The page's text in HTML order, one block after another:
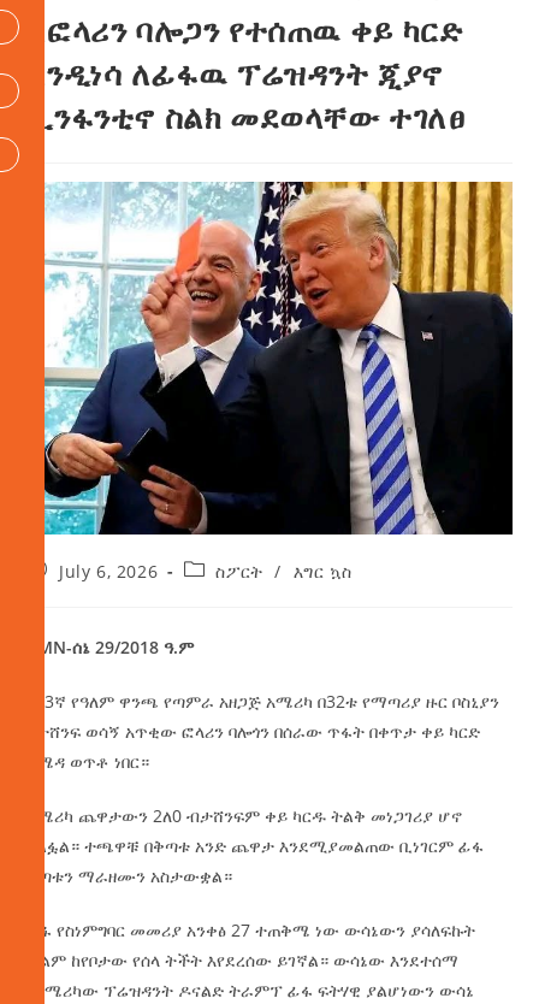
ለፎላሪን ባሎጋን የተሰጠዉ ቀይ ካርድ
እንዲነሳ ለፊፋዉ ፕሬዝዳንት ጂያኖ
ኢንፋንቲኖ ስልክ መደወላቸው ተገለፀ
July 6, 2026 ስፖርት / እግር ኳስ
AMN-ሰኔ 29/2018 ዓ.ም
የ23ኛ የዓለም ዋንጫ የጣምራ አዘጋጅ አሜሪካ በ32ቱ የማጣሪያ ዙር ቦስኒያን
ስታሸንፍ ወሳኝ አጥቂው ፎላሪን ባሎጎን በሰራው ጥፋት በቀጥታ ቀይ ካርድ
ከሜዳ ወጥቶ ነበር።
አሜሪካ ጨዋታውን 2ለ0 ብታሸንፍም ቀይ ካርዱ ትልቅ መነጋገሪያ ሆኖ
አልፏል። ተጫዋቹ በቅጣቱ አንድ ጨዋታ እንደሚያመልጠው ቢነገርም ፊፋ
ቅጣቱን ማራዘሙን አስታውቋል።
ፊፋ የስነምግባር መመሪያ አንቀፅ 27 ተጠቅሜ ነው ውሳኔውን ያሳለፍኩት
ቢልም ከየቦታው የሰላ ትችት እየደረሰው ይገኛል። ውሳኔው እንደተሰማ
የአሜሪካው ፕሬዝዳንት ዶናልድ ትራምፕ ፊፋ ፍትሃዊ ያልሆነውን ውሳኔ